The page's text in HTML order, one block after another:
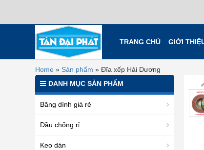
TRANG CHỦ GIỚI
Home » Sản phẩm » Đĩa xếp Hải Dương
DANH MỤC SẢN PHẨM
Băng dính giá rẻ
Dầu chống rỉ
Keo dán